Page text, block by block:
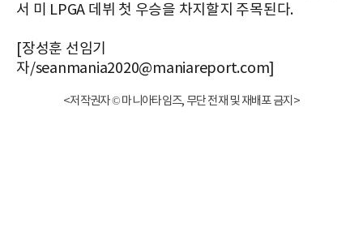
서 미 LPGA 데뷔 첫 우승을 차지할지 주목된다.
[장성훈 선임기
자/seanmania2020@maniareport.com]
<저작권자 © 마니아타임즈, 무단 전재 및 재배포 금지>